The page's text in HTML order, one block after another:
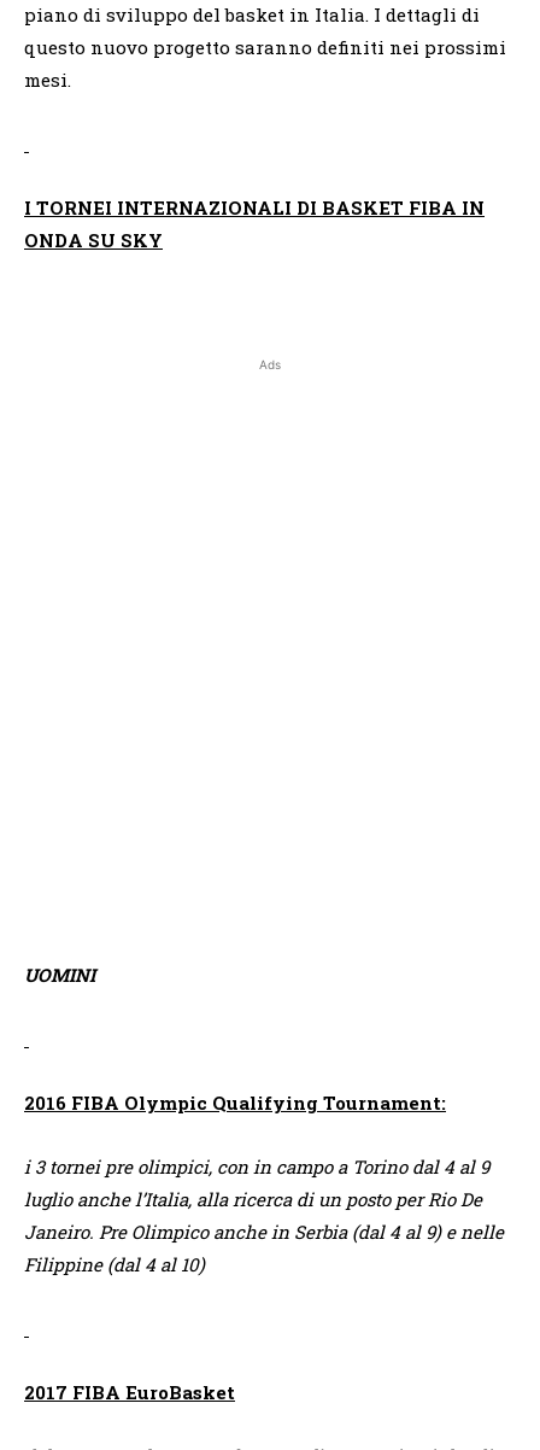
piano di sviluppo del basket in Italia. I dettagli di
questo nuovo progetto saranno definiti nei prossimi
mesi.
I TORNEI INTERNAZIONALI DI BASKET FIBA IN
ONDA SU SKY
Ads
UOMINI
2016 FIBA Olympic Qualifying Tournament:
i 3 tornei pre olimpici, con in campo a Torino dal 4 al 9
luglio anche l’Italia, alla ricerca di un posto per Rio De
Janeiro. Pre Olimpico anche in Serbia (dal 4 al 9) e nelle
Filippine (dal 4 al 10)
2017 FIBA EuroBasket